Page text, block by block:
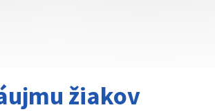
žiakov